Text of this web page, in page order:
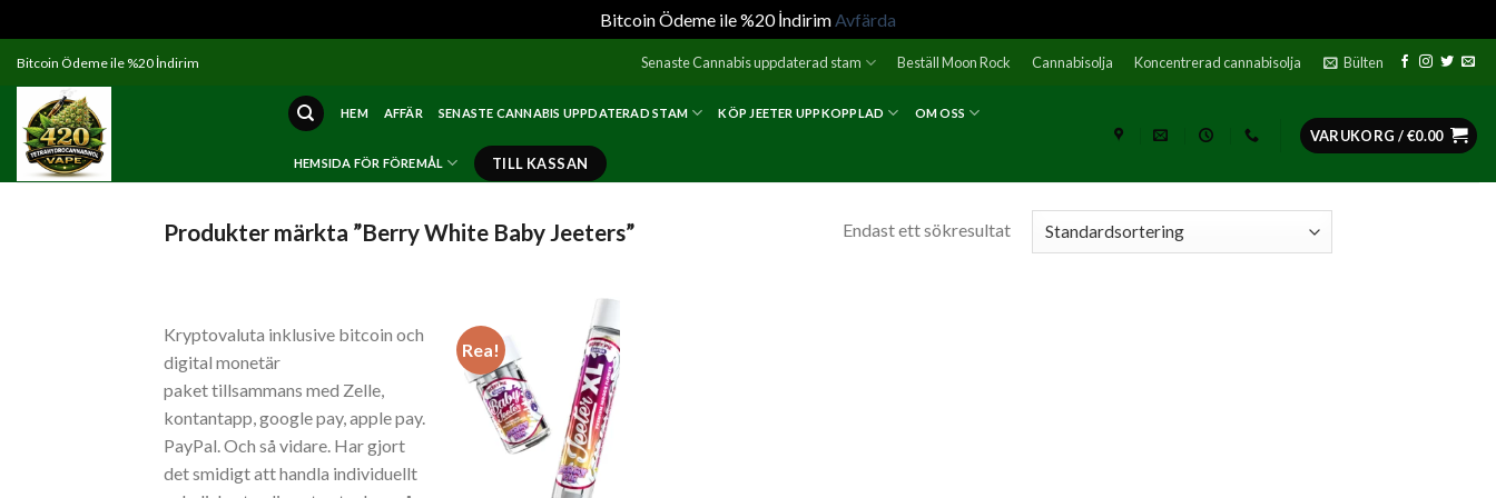
Bitcoin Ödeme ile %20 İndirimAvfärda
content
Bitcoin Ödeme ile %20 İndirim Senaste Cannabis uppdaterad stam Beställ Moon Rock Cannabisolja Koncentrerad cannabisolja Bülten
HEM AFFÄR SENASTE CANNABIS UPPDATERAD STAM KÖP JEETER UPPKOPPLAD OM OSS
HEMSIDA FÖR FÖREMÅL TILL KASSAN
VARUKORG /€0.00
Produkter märkta ”Berry White Baby Jeeters” Endast ett sökresultat
Kryptovaluta inklusive bitcoin och
digital monetär
paket tillsammans med Zelle,
kontantapp, google pay, apple pay.
PayPal. Och så vidare. Har gjort
det smidigt att handla individuellt
Rea!